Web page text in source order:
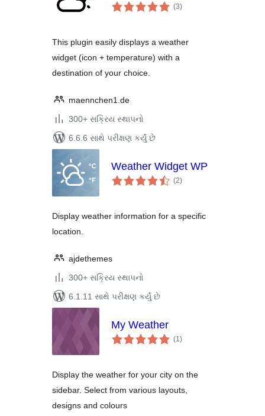
(3કુલ
રેટિંગ્સ
)
This plugin easily displays a weather
widget (icon + temperature) with a
destination of your choice.
maennchen1.de
300+ સક્રિય સ્થાપનો
6.6.6 સાથે પરીક્ષણ કર્યું છે
Weather Widget WP
(2કુલ
રેટિંગ્સ
)
Display weather information for a specific
location.
ajdethemes
300+ સક્રિય સ્થાપનો
6.1.11 સાથે પરીક્ષણ કર્યું છે
My Weather
(1કુલ
રેટિંગ્સ
)
Display the weather for your city on the
sidebar. Select from various layouts,
designs and colours